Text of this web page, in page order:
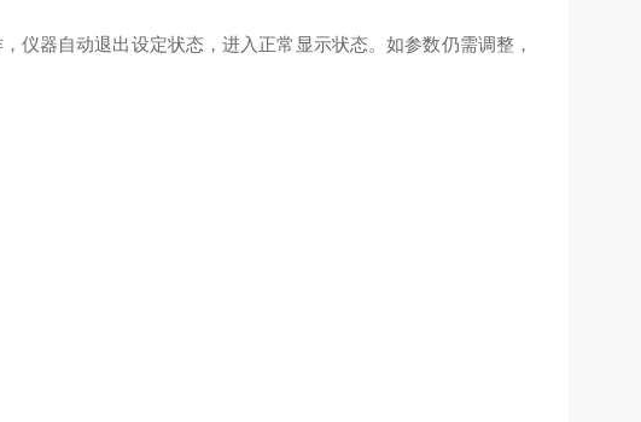
仪器自动退出设定状态，进入正常显示状态。如参数仍需调整，